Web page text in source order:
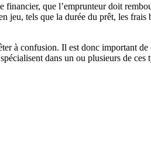
que l’emprunteur doit
tels que la durée du prêt, les
à confusion. Il est donc important
dans un ou plusieurs de ces